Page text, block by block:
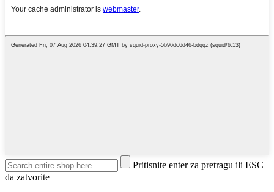
Pritisnite enter za pretragu ili ESC
da zatvorite